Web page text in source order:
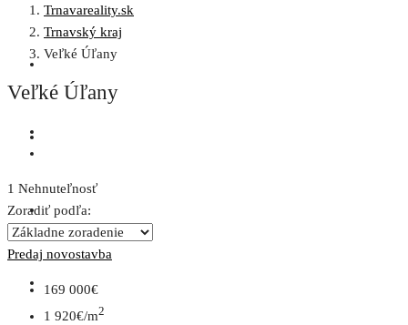
AKTUÁLNA PONUKA
NAŠE PROJEKTY
MENU
Trnavareality.sk
Trnavský kraj
Veľké Úľany
Veľké Úľany
1 Nehnuteľnosť
Zoradiť podľa:
Predaj novostavba
169 000€
1 920€/m2